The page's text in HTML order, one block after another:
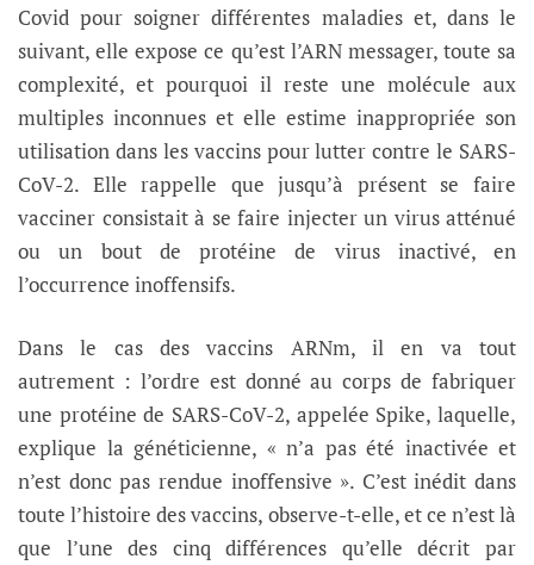
Covid pour soigner différentes maladies et, dans le
suivant, elle expose ce qu’est l’ARN messager, toute sa
complexité, et pourquoi il reste une molécule aux
multiples inconnues et elle estime inappropriée son
utilisation dans les vaccins pour lutter contre le SARS-
CoV-2. Elle rappelle que jusqu’à présent se faire
vacciner consistait à se faire injecter un virus atténué
ou un bout de protéine de virus inactivé, en
l’occurrence inoffensifs.
Dans le cas des vaccins ARNm, il en va tout
autrement : l’ordre est donné au corps de fabriquer
une protéine de SARS-CoV-2, appelée Spike, laquelle,
explique la généticienne, « n’a pas été inactivée et
n’est donc pas rendue inoffensive ». C’est inédit dans
toute l’histoire des vaccins, observe-t-elle, et ce n’est là
que l’une des cinq différences qu’elle décrit par